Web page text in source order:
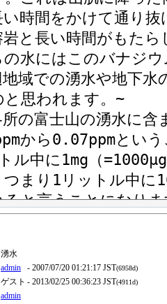
湧水
admin - 2007/07/20 01:21:17 JST(6958d)
ゲスト - 2013/02/25 00:36:23 JST(4911d)
admin